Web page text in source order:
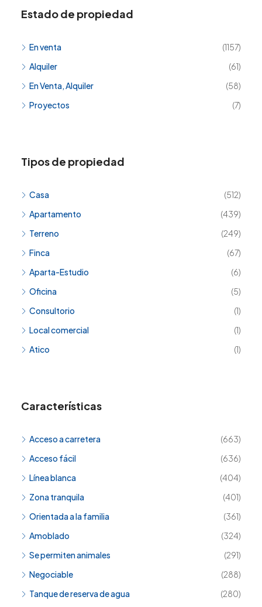
Estado de propiedad
En venta
(1157)
Alquiler
(61)
En Venta, Alquiler
(58)
Proyectos
(7)
Tipos de propiedad
Casa
(512)
Apartamento
(439)
Terreno
(249)
Finca
(67)
Aparta-Estudio
(6)
Oficina
(5)
Consultorio
(1)
Local comercial
(1)
Atico
(1)
Características
Acceso a carretera
(663)
Acceso fácil
(636)
Línea blanca
(404)
Zona tranquila
(401)
Orientada a la familia
(361)
Amoblado
(324)
Se permiten animales
(291)
Negociable
(288)
Tanque de reserva de agua
(280)